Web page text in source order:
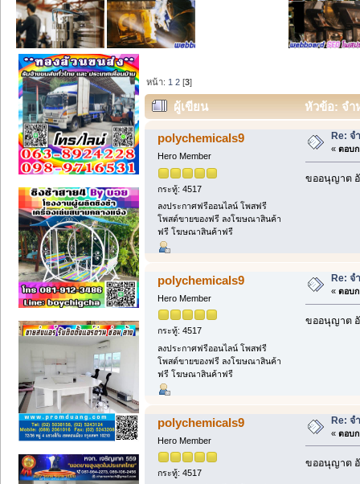
หน้า: 1 2 [3]
ผู้เขียน หัวข้อ: จำ
polychemicals9
Hero Member
กระทู้: 4517
ลงประกาศฟรีออนไลน์ โพสฟรี
โพสต์ขายของฟรี ลงโฆษณาสินค้า
ฟรี โฆษณาสินค้าฟรี
Re:
« ตอบก
ขออนุญาต
polychemicals9
Hero Member
กระทู้: 4517
ลงประกาศฟรีออนไลน์ โพสฟรี
โพสต์ขายของฟรี ลงโฆษณาสินค้า
ฟรี โฆษณาสินค้าฟรี
Re:
« ตอบก
ขออนุญาต
polychemicals9
Hero Member
กระทู้: 4517
Re: จ
« ตอบก
ขออนุญาต